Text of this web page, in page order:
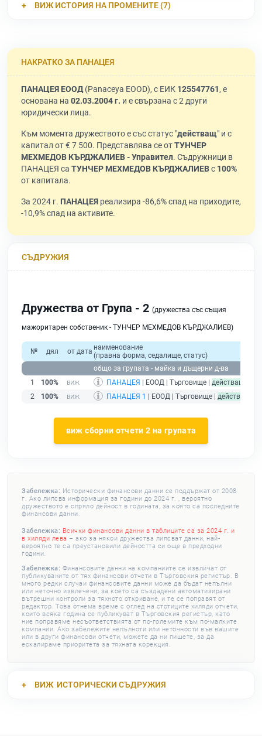
ВИЖ ИСТОРИЯ НА ПРОМЕНИТЕ (7)
НАКРАТКО ЗА ПАНАЦЕЯ
ПАНАЦЕЯ ЕООД(Panaceya EOOD), с ЕИК 125547761, е
основана на 02.03.2004 г. и е свързана с 2 други
юридически лица.
Към момента дружеството е със статус "действащ" и с
капитал от € 7 500. Представлява се отТУНЧЕР
МЕХМЕДОВ КЪРДЖАЛИЕВ - Управител. Съдружници в
ПАНАЦЕЯ са ТУНЧЕР МЕХМЕДОВ КЪРДЖАЛИЕВс 100%
от капитала.
За 2024 г. ПАНАЦЕЯ реализира -86,6% спад на приходите,
-10,9% спад на активите.
СЪДРУЖИЯ
Дружества от Група - 2 (дружества със същия
мажоритарен собственик - ТУНЧЕР МЕХМЕДОВ КЪРДЖАЛИЕВ)
№ дял от дата наименование
(правна форма, седалище, статус)
общо за групата - майка и дъщерни д-ва
1
100% ПАНАЦЕЯ | ЕООД | Търговище | действащ
2
100% ПАНАЦЕЯ 1 | ЕООД | Търговище | действащ
виж сборни отчети 2 на групата
Забележка: Исторически финансови данни се поддържат от 2008
г. Ако липсва информация за години до 2024 г. , вероятно
дружеството е спряло дейност в годината, за която са последните
финансови данни.
Забележка: Всички финансови данни в таблиците са за 2024 г. и
в хиляди лева – ако за някои дружества липсват данни, най-
вероятно те са преустановили дейността си още в предходни
години.
Забележка: Финансовите данни на компаниите се извличат от
публикуваните от тях финансови отчети в Търговския регистър. В
много редки случаи финансовите данни може да бъдат непълни
или неточно извлечени, за което са създадени автоматизирани
вътрешни контроли за тяхното откриване, и те се поправят от
редактор. Това отнема време с оглед на стотиците хиляди отчети,
които всяка година се публикуват в Търговския регистър, като
ние поправяме несъответствията от по-големите към по-малките
компании. Ако забележите непълноти или неточности във вашите
или в други финансови отчети, можете да ни пишете, за да
ескалираме приоритета за тяхната корекция.
ВИЖ ИСТОРИЧЕСКИ СЪДРУЖИЯ